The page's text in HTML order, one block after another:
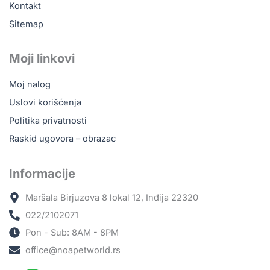
Kontakt
Sitemap
Moji linkovi
Moj nalog
Uslovi korišćenja
Politika privatnosti
Raskid ugovora – obrazac
Informacije
Maršala Birjuzova 8 lokal 12, Inđija 22320
022/2102071
Pon - Sub: 8AM - 8PM
office@noapetworld.rs